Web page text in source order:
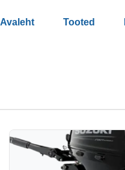
Avaleht Tooted